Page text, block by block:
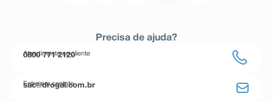
Precisa de ajuda?
Atendimento ao cliente
0800 771 2120
Entre em contato
sac@drogal.com.br